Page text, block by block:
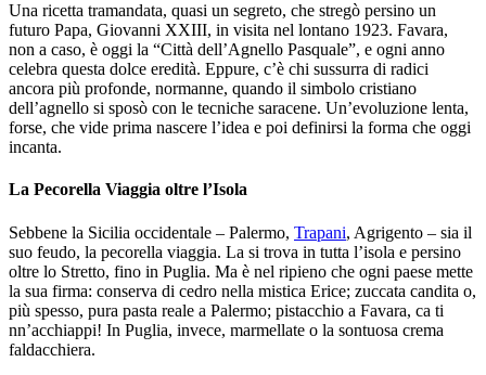
Una ricetta tramandata, quasi un segreto, che stregò persino un
futuro Papa, Giovanni XXIII, in visita nel lontano 1923. Favara,
non a caso, è oggi la “Città dell’Agnello Pasquale”, e ogni anno
celebra questa dolce eredità. Eppure, c’è chi sussurra di radici
ancora più profonde, normanne, quando il simbolo cristiano
dell’agnello si sposò con le tecniche saracene. Un’evoluzione lenta,
forse, che vide prima nascere l’idea e poi definirsi la forma che oggi
incanta.
La Pecorella Viaggia oltre l’Isola
Sebbene la Sicilia occidentale – Palermo, Trapani, Agrigento – sia il
suo feudo, la pecorella viaggia. La si trova in tutta l’isola e persino
oltre lo Stretto, fino in Puglia. Ma è nel ripieno che ogni paese mette
la sua firma: conserva di cedro nella mistica Erice; zuccata candita o,
più spesso, pura pasta reale a Palermo; pistacchio a Favara, ca ti
nn’acchiappi! In Puglia, invece, marmellate o la sontuosa crema
faldacchiera.